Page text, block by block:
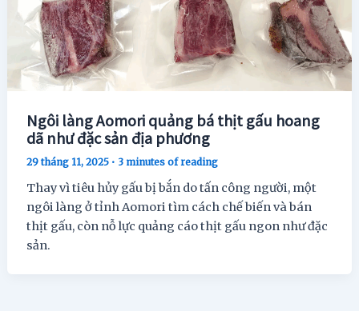
Ngôi làng Aomori quảng bá thịt gấu hoang
dã như đặc sản địa phương
29 tháng 11, 2025 • 3 minutes of reading
Thay vì tiêu hủy gấu bị bắn do tấn công người, một
ngôi làng ở tỉnh Aomori tìm cách chế biến và bán
thịt gấu, còn nỗ lực quảng cáo thịt gấu ngon như đặc
sản.